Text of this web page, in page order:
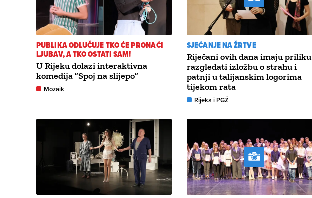
PUBLIKA ODLUČUJE TKO ĆE PRONAĆI
LJUBAV, A TKO OSTATI SAM!
U Rijeku dolazi interaktivna
komedija ”Spoj na slijepo”
Mozaik
SJEĆANJE NA ŽRTVE
Riječani ovih dana imaju priliku
razgledati izložbu o strahu i
patnji u talijanskim logorima
tijekom rata
Rijeka i PGŽ